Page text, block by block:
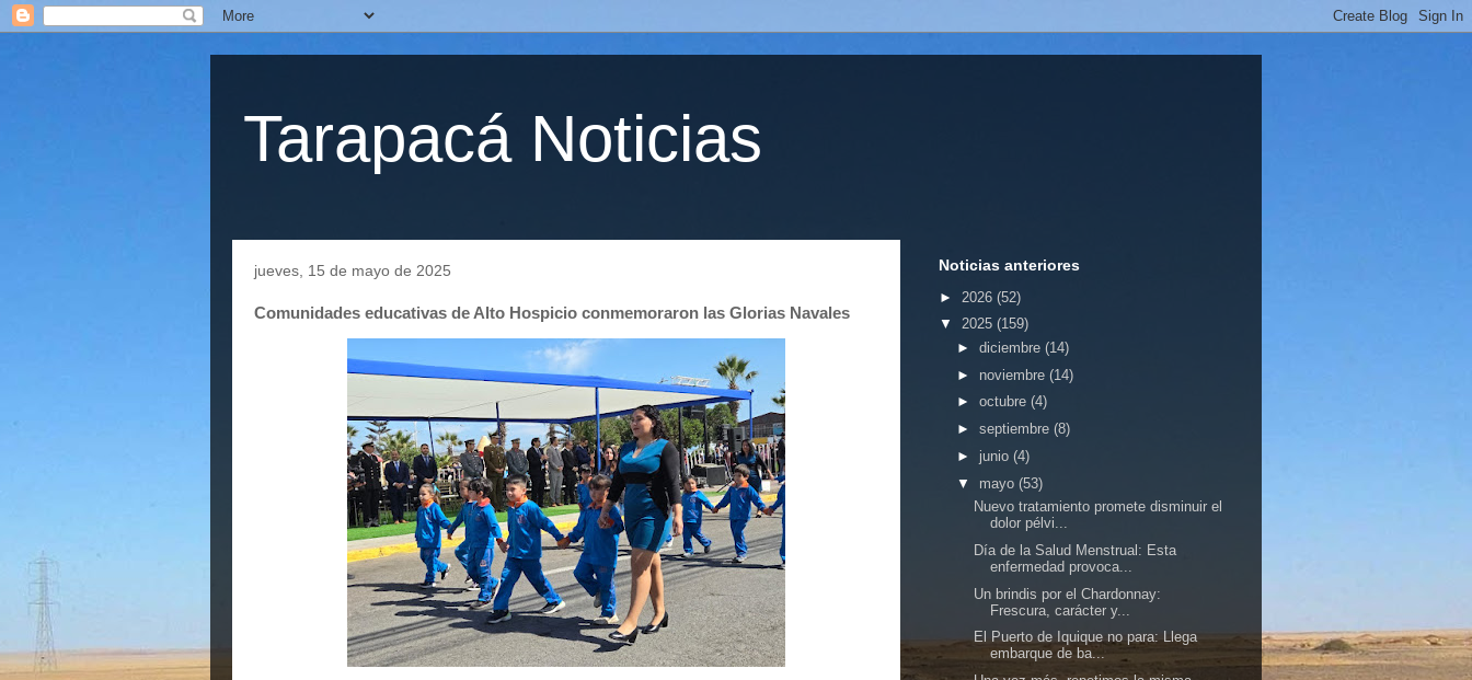
Tarapacá Noticias
jueves, 15 de mayo de 2025
Comunidades educativas de Alto Hospicio conmemoraron las Glorias Navales
Noticias anteriores
► 2026 (52)
▼ 2025 (159)
► diciembre (14)
► noviembre (14)
► octubre (4)
► septiembre (8)
► junio (4)
▼ mayo (53)
Nuevo tratamiento promete disminuir el
dolor pélvi...
Día de la Salud Menstrual: Esta
enfermedad provoca...
Un brindis por el Chardonnay:
Frescura, carácter y...
El Puerto de Iquique no para: Llega
embarque de ba...